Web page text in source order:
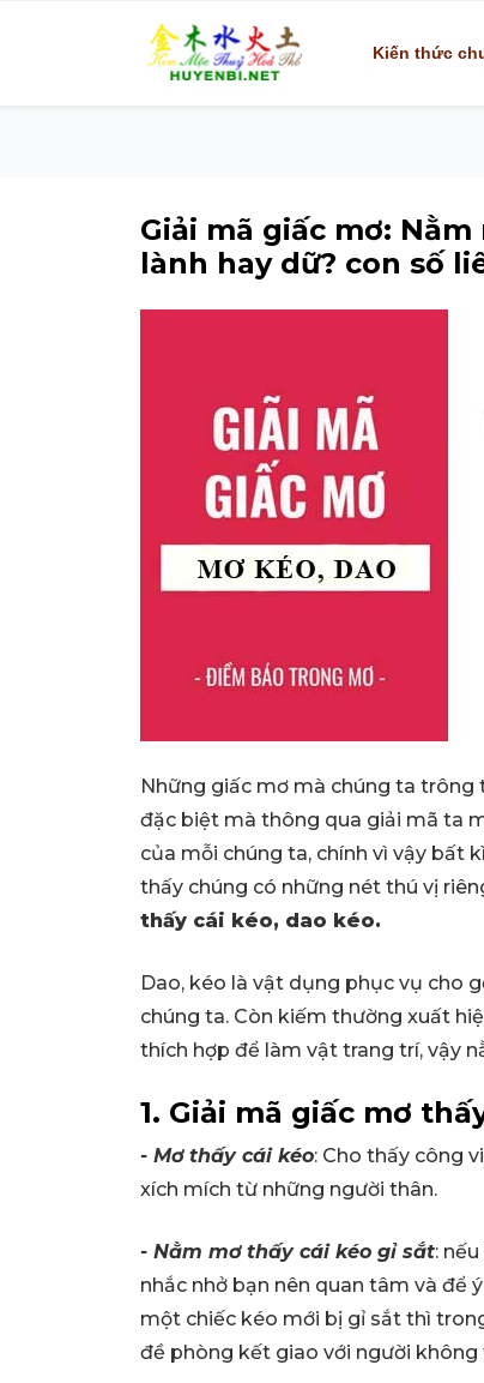
Kiến thức
Giải mã giấc mơ:
lành hay dữ? con số
Những giấc mơ mà chúng ta trông
đặc biệt mà thông qua giải mã ta
của mỗi chúng ta, chính vì vậy bất
thấy chúng có những nét thú vị
thấy cái kéo, dao kéo.
Dao, kéo là vật dụng phục vụ cho
chúng ta. Còn kiếm thường xuất
thích hợp để làm vật trang trí, vậy
1. Giải mã giấc mơ
- Mơ thấy cái kéo: Cho thấy công
xích mích từ những người thân.
- Nằm mơ thấy cái kéo gỉ sắt:
nhắc nhở bạn nên quan tâm và để
một chiếc kéo mới bị gỉ sắt thì
đề phòng kết giao với người không